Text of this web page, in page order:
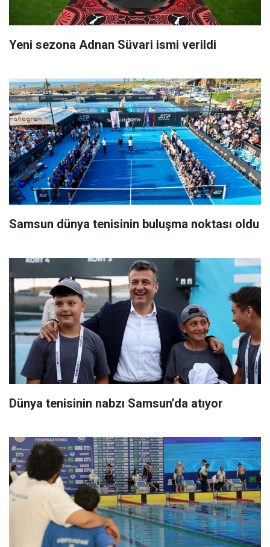
Yeni sezona Adnan Süvari ismi verildi
Samsun dünya tenisinin buluşma noktası oldu
Dünya tenisinin nabzı Samsun’da atıyor